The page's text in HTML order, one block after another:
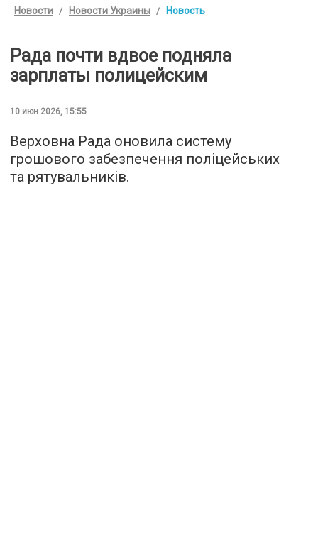
Новости Новости Украины Новость
Рада почти вдвое подняла
зарплаты полицейским
10 июн 2026, 15:55
Верховна Рада оновила систему
грошового забезпечення поліцейських
та рятувальників.